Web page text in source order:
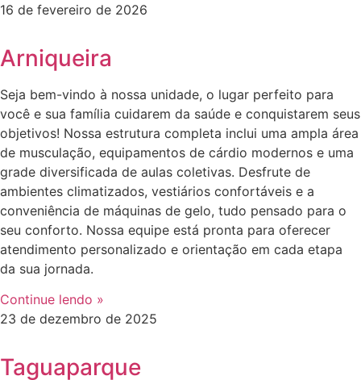
16 de fevereiro de 2026
Arniqueira
Seja bem-vindo à nossa unidade, o lugar perfeito para
você e sua família cuidarem da saúde e conquistarem seus
objetivos! Nossa estrutura completa inclui uma ampla área
de musculação, equipamentos de cárdio modernos e uma
grade diversificada de aulas coletivas. Desfrute de
ambientes climatizados, vestiários confortáveis e a
conveniência de máquinas de gelo, tudo pensado para o
seu conforto. Nossa equipe está pronta para oferecer
atendimento personalizado e orientação em cada etapa
da sua jornada.
Continue lendo »
23 de dezembro de 2025
Taguaparque